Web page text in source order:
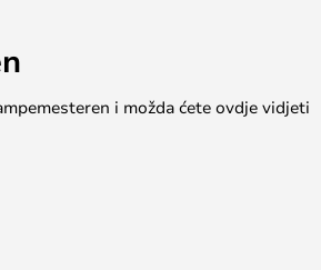
i možda ćete ovdje vidjeti